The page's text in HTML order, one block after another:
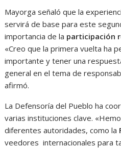
Mayorga señaló que la
servirá de base para este
importancia de la participación
«Creo que la primera vuelta ha
importante y tener una
general en el tema de
afirmó.
La Defensoría del Pueblo ha
varias instituciones clave.
diferentes autoridades, como la
veedores internacionales para